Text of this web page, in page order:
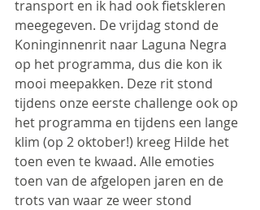
transport en ik had ook fietskleren
meegegeven. De vrijdag stond de
Koninginnenrit naar Laguna Negra
op het programma, dus die kon ik
mooi meepakken. Deze rit stond
tijdens onze eerste challenge ook op
het programma en tijdens een lange
klim (op 2 oktober!) kreeg Hilde het
toen even te kwaad. Alle emoties
toen van de afgelopen jaren en de
trots van waar ze weer stond